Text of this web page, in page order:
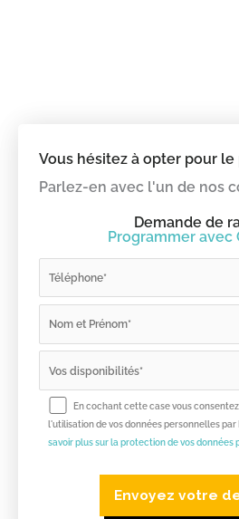
Vous hésitez à opter pour le
Parlez-en avec l'un de nos
Demande de
Programmer avec
En cochant cette case vous
l'utilisation de vos données personnelles par
savoir plus sur la protection de vos données